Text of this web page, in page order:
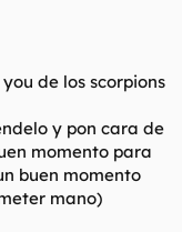
de los scorpions
y pon cara de
momento para
buen momento
mano)